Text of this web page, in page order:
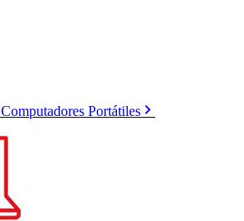
Computadores Portátiles